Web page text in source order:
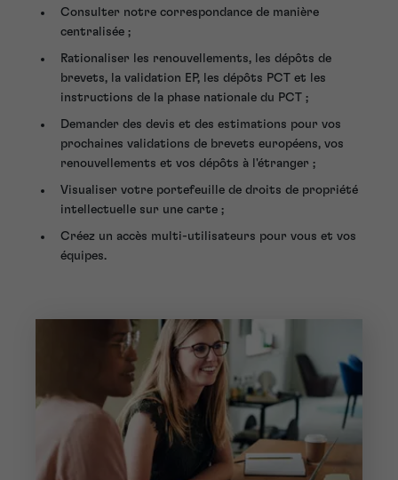
Consulter notre correspondance de manière
centralisée ;
Rationaliser les renouvellements, les dépôts de
brevets, la validation EP, les dépôts PCT et les
instructions de la phase nationale du PCT ;
Demander des devis et des estimations pour vos
prochaines validations de brevets européens, vos
renouvellements et vos dépôts à l'étranger ;
Visualiser votre portefeuille de droits de propriété
intellectuelle sur une carte ;
Créez un accès multi-utilisateurs pour vous et vos
équipes.